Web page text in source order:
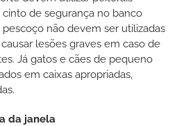
de segurança no banco
pescoço não devem ser utilizadas
lesões graves em caso de
Já gatos e cães de pequeno
em caixas apropriadas,
da janela